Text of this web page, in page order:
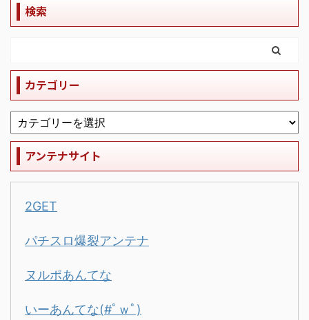
検索
カテゴリー
アンテナサイト
2GET
パチスロ爆裂アンテナ
ヌルポあんてな
いーあんてな(#ﾟｗﾟ)